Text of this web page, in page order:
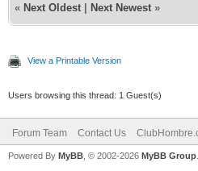
« Next Oldest Next Newest »
View a Printable Version
Users browsing this thread: 1 Guest(s)
Forum Team Contact Us
Powered By MyBB , © 2002-2026 MyBB Group